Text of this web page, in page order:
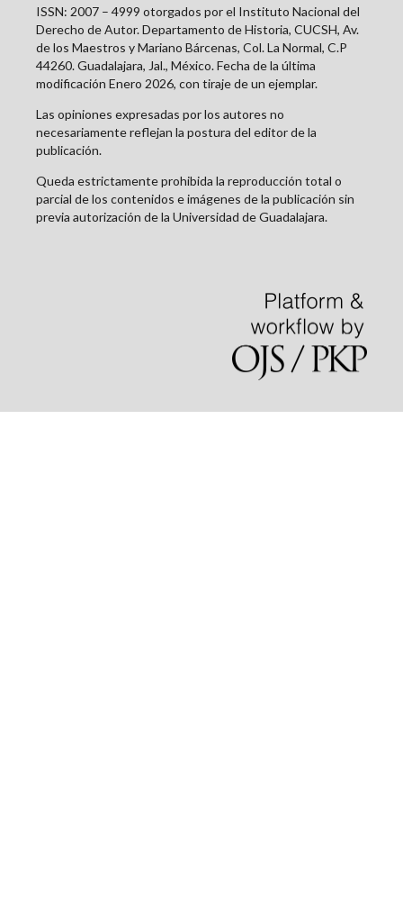
ISSN: 2007 – 4999 otorgados por el Instituto Nacional del
Derecho de Autor. Departamento de Historia, CUCSH, Av.
de los Maestros y Mariano Bárcenas, Col. La Normal, C.P
44260. Guadalajara, Jal., México. Fecha de la última
modificación Enero 2026, con tiraje de un ejemplar.
Las opiniones expresadas por los autores no
necesariamente reflejan la postura del editor de la
publicación.
Queda estrictamente prohibida la reproducción total o
parcial de los contenidos e imágenes de la publicación sin
previa autorización de la Universidad de Guadalajara.